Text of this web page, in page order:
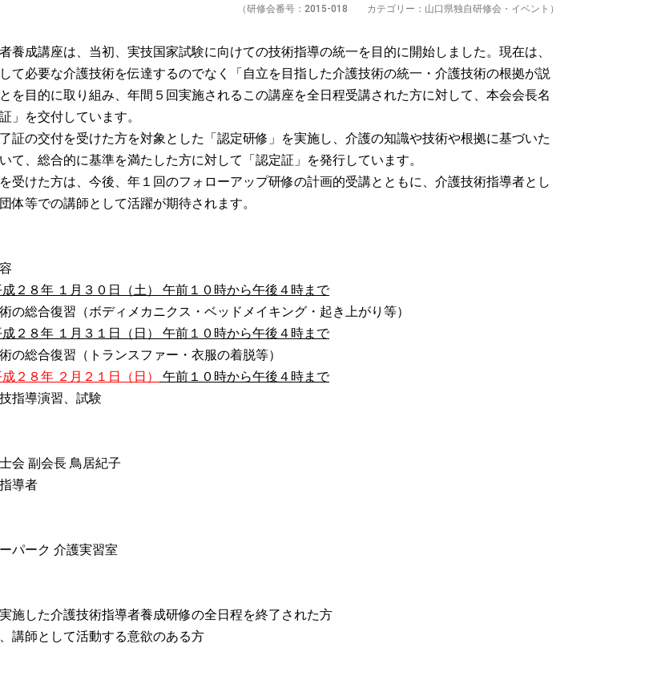
（研修会番号：2015-018 カテゴリー：山口県独自研修会・イベント）
養成講座は、当初、実技国家試験に向けての技術指導の統一を目的に開始しました。現在は、
て必要な介護技術を伝達するのでなく「自立を目指した介護技術の統一・介護技術の根拠が説
を目的に取り組み、年間５回実施されるこの講座を全日程受講された方に対して、本会会長名
」を交付しています。
証の交付を受けた方を対象とした「認定研修」を実施し、介護の知識や技術や根拠に基づいた
て、総合的に基準を満たした方に対して「認定証」を発行しています。
受けた方は、今後、年１回のフォローアップ研修の計画的受講とともに、介護技術指導者とし
体等での講師として活躍が期待されます。
成２８年 １月３０日（土） 午前１０時から午後４時まで
の総合復習（ボディメカニクス・ベッドメイキング・起き上がり等）
成２８年 １月３１日（日） 午前１０時から午後４時まで
の総合復習（トランスファー・衣服の着脱等）
成２８年 ２月２１日（日）
午前１０時から午後４時まで
指導演習、試験
会 副会長 鳥居紀子
導者
パーク 介護実習室
施した介護技術指導者養成研修の全日程を終了された方
講師として活動する意欲のある方